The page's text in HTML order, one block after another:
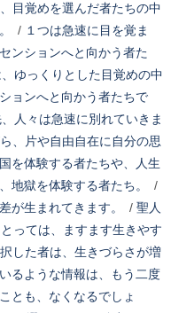
目覚めを選んだ者たちの中
/ １つは急速に目を覚ま
ンションへと向かう者た
ゆっくりとした目覚めの中
ョンへと向かう者たちで
人々は急速に別れていきま
、片や自由自在に自分の思
を体験する者たちや、人生
地獄を体験する者たち。
/
が生まれてきます。
/ 聖人
っては、ますます生きやす
した者は、生きづらさが増
るような情報は、もう二度
とも、なくなるでしょ